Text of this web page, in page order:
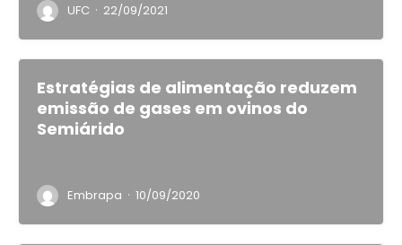
UFC · 22/09/2021
Estratégias de alimentação reduzem
emissão de gases em ovinos do
Semiárido
Embrapa · 10/09/2020